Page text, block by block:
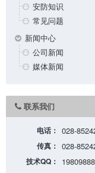
安防知识
常见问题
新闻中心
公司新闻
媒体新闻
联系我们
电话： 028-
传真： 028-
技术QQ：